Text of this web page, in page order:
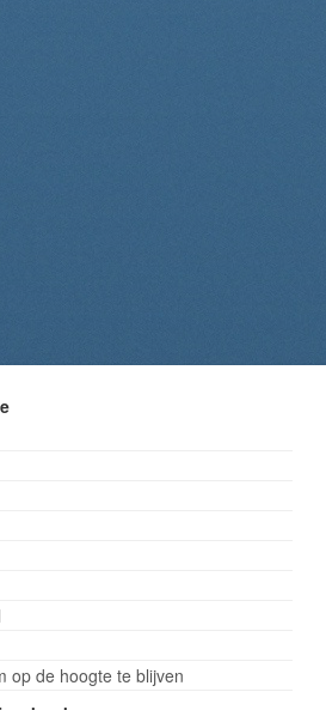
op de hoogte te blijven